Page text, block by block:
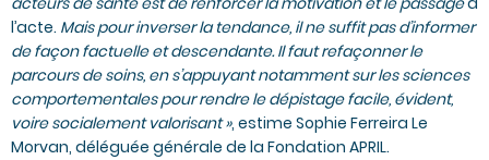
l’acte. Mais pour inverser la tendance, il ne suffit pas d’informer
de façon factuelle et descendante. Il faut refaçonner le
parcours de soins, en s’appuyant notamment sur les sciences
comportementales pour rendre le dépistage facile, évident,
voire socialement valorisant », estime Sophie Ferreira Le
Morvan, déléguée générale de la Fondation APRIL.